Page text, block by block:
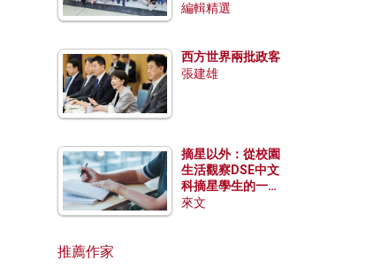
編輯精選
西方世界兩批政客
張建雄
摘星以外：從校園
生活觀察DSE中文
科摘星學生的一點
特質
來文
推薦作家